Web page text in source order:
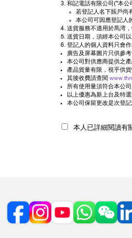
和記電話有限公司("本公
若登記人名下賬戶尚
本公司可因應登記人
送貨服務不適用於馬湾
送貨日期，須經本公司
登記人的個人資料只會
廣告及屏幕圖片只供參
本公司對供應商提供之
產品貨量有限，視乎供貨
其後收費請查閱
所有使用量須符合本公
以上優惠為新上台及特
本公司保留更改是次登
本人已詳細閱讀有